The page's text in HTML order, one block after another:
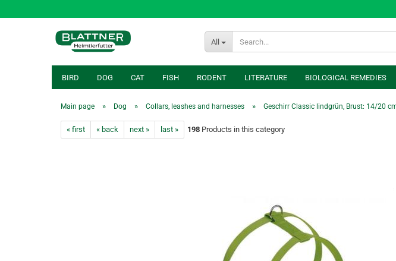
All
BIRD DOG CAT FISH RODENT LITERATURE BIOLOGICAL REMEDIES
Main page » Dog » Collars, leashes and harnesses » Geschirr Classic lindgrün, Brust: 14/20
« first « back next » last » 198 Products in this category